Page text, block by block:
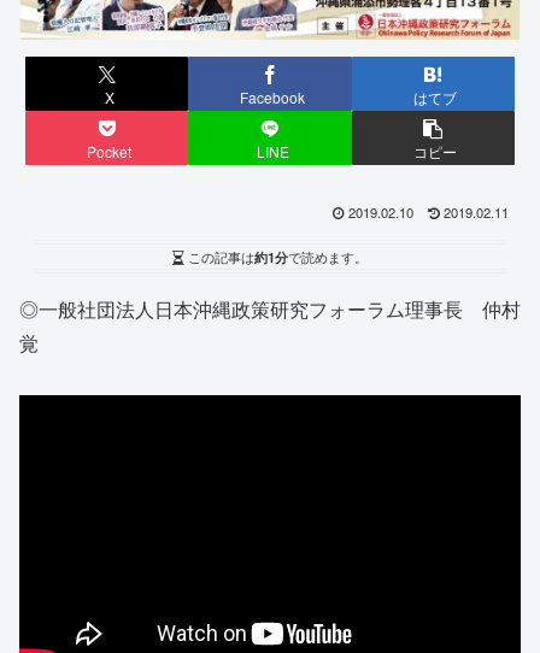
X Facebook はてブ
Pocket LINE コピー
2019.02.10 2019.02.11
この記事は約1分で読めます。
◎一般社団法人日本沖縄政策研究フォーラム理事長 仲村
覚